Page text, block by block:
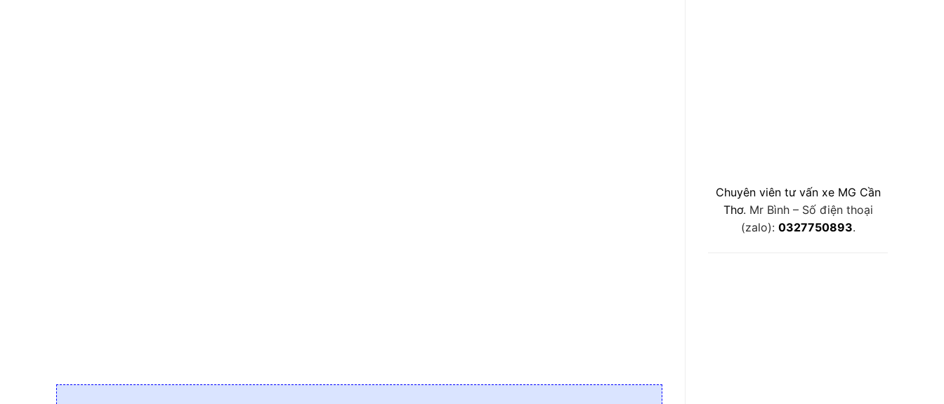
Chuyên viên tư vấn xe MG Cần
Thơ. Mr Bình – Số điện thoại
(zalo): 0327750893.